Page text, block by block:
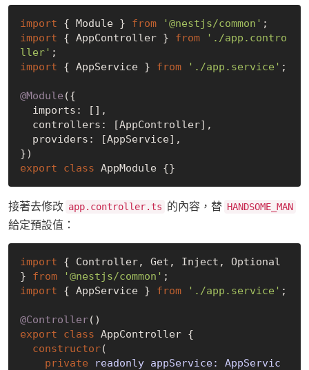
import { Module } from '@nestjs/common'
import { AppController } from
'./app.contro
ller'
import { AppService } from './app.service' ;
@Module ({
export
class
接著去修改 app.controller.ts 的內容，替 HANDSOME_MAN
給定預設值：
import { Controller, Get, Inject, Optional
} from '@nestjs/common'
import { AppService } from './app.service' ;
@Controller
export
class AppController {
constructor(
private readonly appService: AppServic